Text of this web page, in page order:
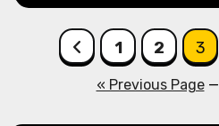
Posts
pagination
1 2 3
« Previous Page—